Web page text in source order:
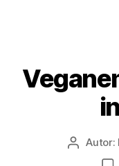
Autor
příspěvku
Autor: